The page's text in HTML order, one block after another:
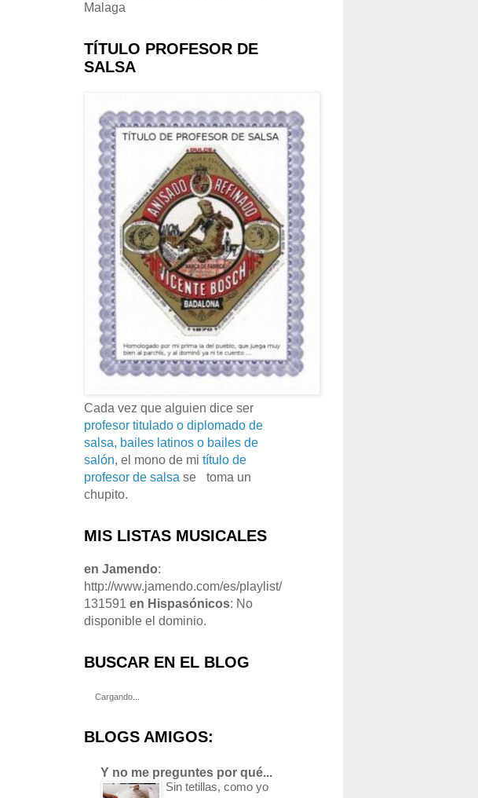
Malaga
TÍTULO PROFESOR DE
SALSA
Cada vez que alguien dice ser
profesor titulado o diplomado de
salsa, bailes latinos o bailes de
salón, el mono de mi título de
profesor de salsa se
toma un
chupito.
MIS LISTAS MUSICALES
en Jamendo:
http://www.jamendo.com/es/playlist/
131591 en Hispasónicos: No
disponible el dominio.
BUSCAR EN EL BLOG
Cargando...
BLOGS AMIGOS:
Y no me preguntes por qué...
Sin tetillas, como yo